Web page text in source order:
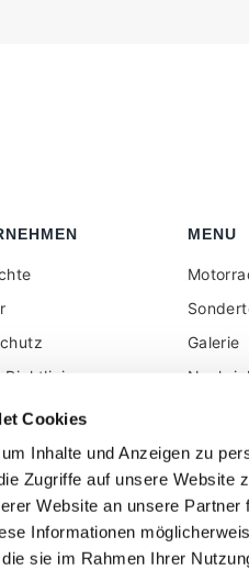
Cookies
Inhalte und Anzeigen zu
Zugriffe auf unsere Website
Website an unsere
Informationen
sie im Rahmen Ihrer
reserviert
MENU
Galerie
Social